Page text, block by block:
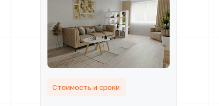
Стоимость и сроки